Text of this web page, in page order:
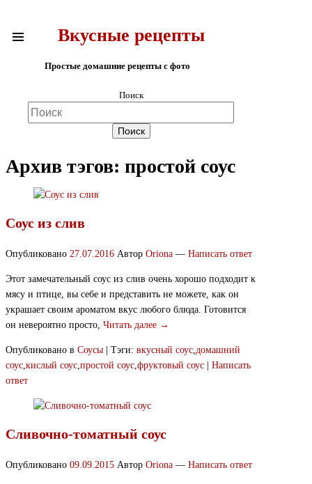
Вкусные рецепты
Простые домашние рецепты с фото
Поиск
Архив тэгов: простой соус
Соус из слив
Опубликовано 27.07.2016 Автор Oriona — Написать ответ
Этот замечательный соус из слив очень хорошо подходит к
мясу и птице, вы себе и представить не можете, как он
украшает своим ароматом вкус любого блюда. Готовится
он невероятно просто, Читать далее →
Опубликовано в Соусы Тэги: вкусный соус,домашний
соус,кислый соус,простой соус,фруктовый соус
Написать
ответ
Сливочно-томатный соус
Опубликовано 09.09.2015 Автор Oriona — Написать ответ